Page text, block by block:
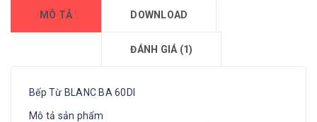
MÔ TẢ DOWNLOAD
ĐÁNH GIÁ (1)
Bếp Từ BLANC BA 60DI
Mô tả sản phẩm